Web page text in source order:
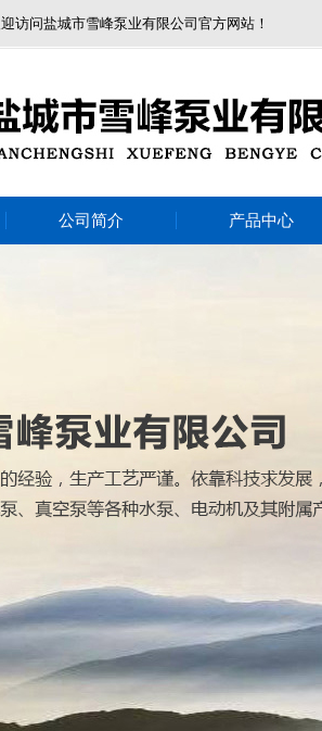
访问盐城市雪峰泵业有限公司官方网站！
公司简介 产品中心